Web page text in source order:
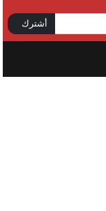
أشترك